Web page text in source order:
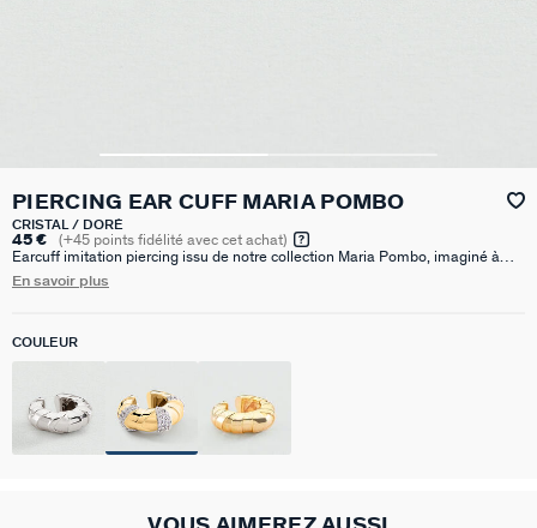
PIERCING EAR CUFF MARIA POMBO
CRISTAL / DORÉ
45 € (+45 points fidélité avec cet achat)
Earcuff imitation piercing issu de notre collection Maria Pombo, imaginé à
Paris et réalisé en laiton doré à l’or 750/1000e – 18 carats. Il est disponible
En savoir plus
COULEUR